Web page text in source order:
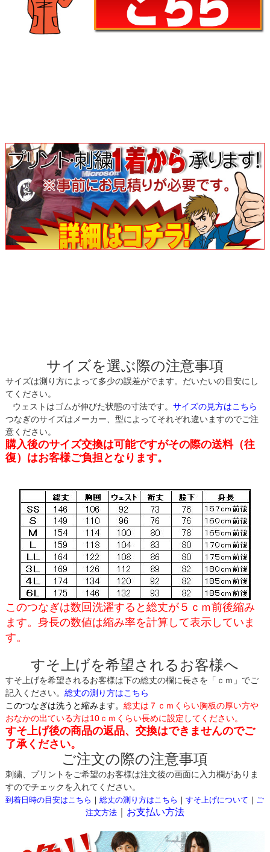
サイズを選ぶ際の注意事項
サイズは測り方によって多少の誤差がでます。だいたいの目安にし
てください。
ウェストはゴムが伸びた状態の寸法です。 サイズの見方はこちら
つなぎのサイズはメーカー、型によってそれぞれ違いますのでご注
意ください。
購入後のサイズ交換は可能ですがその際の送料（往
復）はお客様ご負担となります。
このつなぎは数回洗濯すると総丈が５ｃｍ前後縮み
ます。身長の数値は縮み率を計算して表示していま
す。
すそ上げを希望されるお客様へ
すそ上げを希望されるお客様は下の総丈の欄に長さを「ｃｍ」でご
記入ください。 総丈の測り方はこちら
このつなぎは洗うと縮みます。 総丈は７ｃｍくらい胸板の厚い方や
おなかの出ている方は10ｃｍくらい長めに設定してください。
すそ上げ後の商品の返品、交換はできませんのでご
了承ください。
ご注文の際の注意事項
刺繍、プリントをご希望のお客様は注文後の画面に入力欄がありま
すのでチェックを入れてください。
到着日時の目安はこちら ｜総丈の測り方はこちら ｜すそ上げについて ｜ ご
注文方法｜ お支払い方法